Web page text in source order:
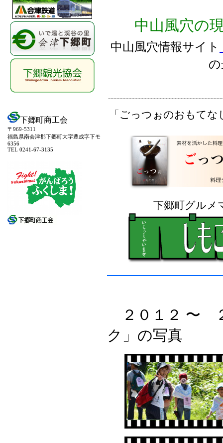
中山風穴の
中山風穴情報サイト
「ごっつぉのおもて
下郷町グルメ
２０１２ 〜
ク」の写真
下郷町商工会
〒969-5311
福島県南会津郡下郷町大字豊成字下モ
6356
TEL 0241-67-3135